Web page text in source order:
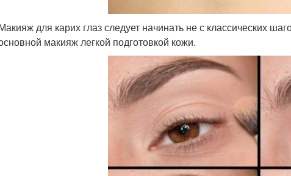
для карих глаз следует начинать не с классических
макияж легкой подготовкой кожи.